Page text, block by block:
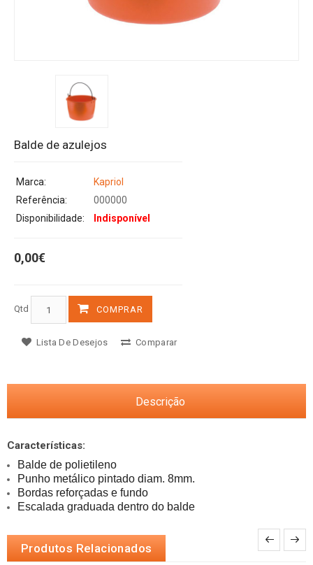
Balde de azulejos
Marca:
Kapriol
Referência:
000000
Disponibilidade:
Indisponível
0,00€
Qtd COMPRAR
Lista De Desejos Comparar
Descrição
Características:
Balde de polietileno
Punho metálico pintado diam. 8mm.
Bordas reforçadas e fundo
Escalada graduada dentro do balde
Produtos Relacionados